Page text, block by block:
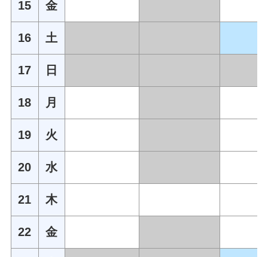
15 金
16 土
17 日
18 月
19 火
20 水
21 木
22 金